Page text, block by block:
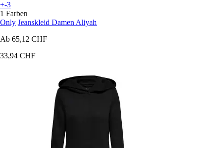
+-3
1 Farben
Only Jeanskleid Damen Aliyah
Ab 65,12 CHF
33,94 CHF